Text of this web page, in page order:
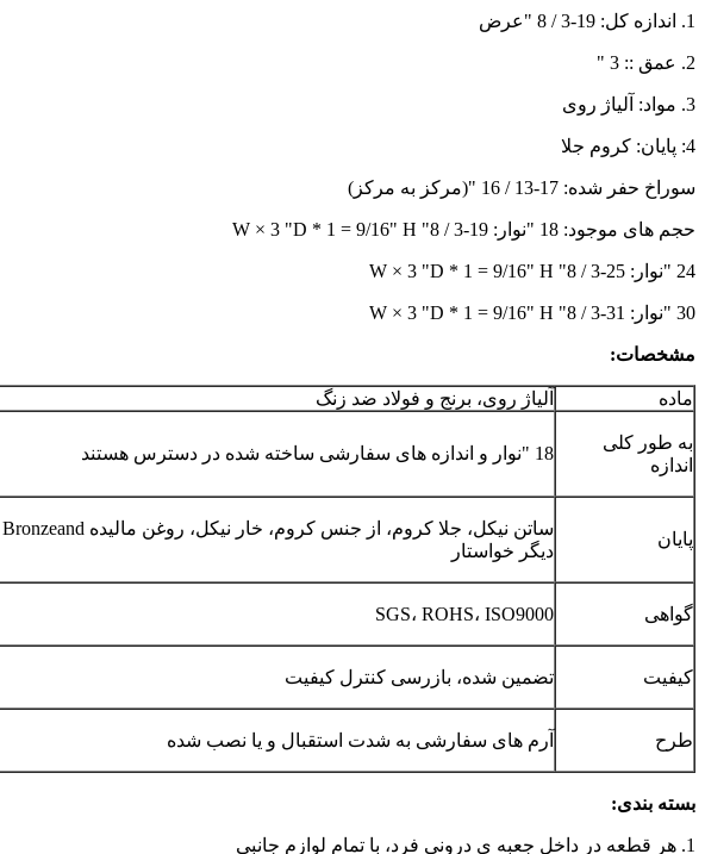
1. اندازه کل: 19-3 / 8 "عرض
2. عمق :: 3 "
3. مواد: آلیاژ روی
4: پایان: کروم جلا
سوراخ حفر شده: 17-13 / 16 "(مرکز به مرکز)
حجم های موجود: 18 "نوار: 19-3 / 8" W × 3 "D * 1 = 9/16" H
24 "نوار: 25-3 / 8" W × 3 "D * 1 = 9/16" H
30 "نوار: 31-3 / 8" W × 3 "D * 1 = 9/16" H
مشخصات:
ماده آلیاژ روی، برنج و فولاد ضد زنگ
به طور کلی
اندازه
18 "نوار و اندازه های سفارشی ساخته شده در دسترس هستند
پایان
دیگر خواستار
گواهی SGS، ROHS، ISO9000
کیفیت تضمین شده، بازرسی کنترل کیفیت
طرح آرم های سفارشی به شدت استقبال و یا نصب شده
بسته بندی:
1. هر قطعه در داخل جعبه ی درونی فرد، با تمام لوازم جانبی